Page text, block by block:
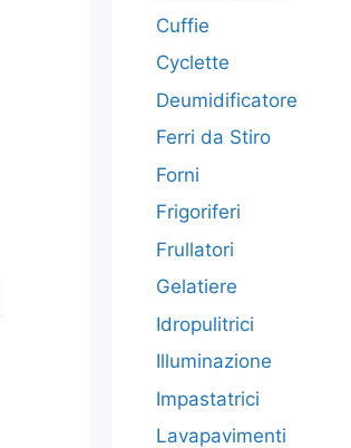
Cuffie
Cyclette
Deumidificatore
Ferri da Stiro
Forni
Frigoriferi
Frullatori
Gelatiere
Idropulitrici
Illuminazione
Impastatrici
Lavapavimenti